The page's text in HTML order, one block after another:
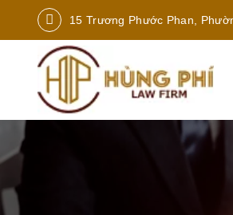
15 Trương Phước Phan,